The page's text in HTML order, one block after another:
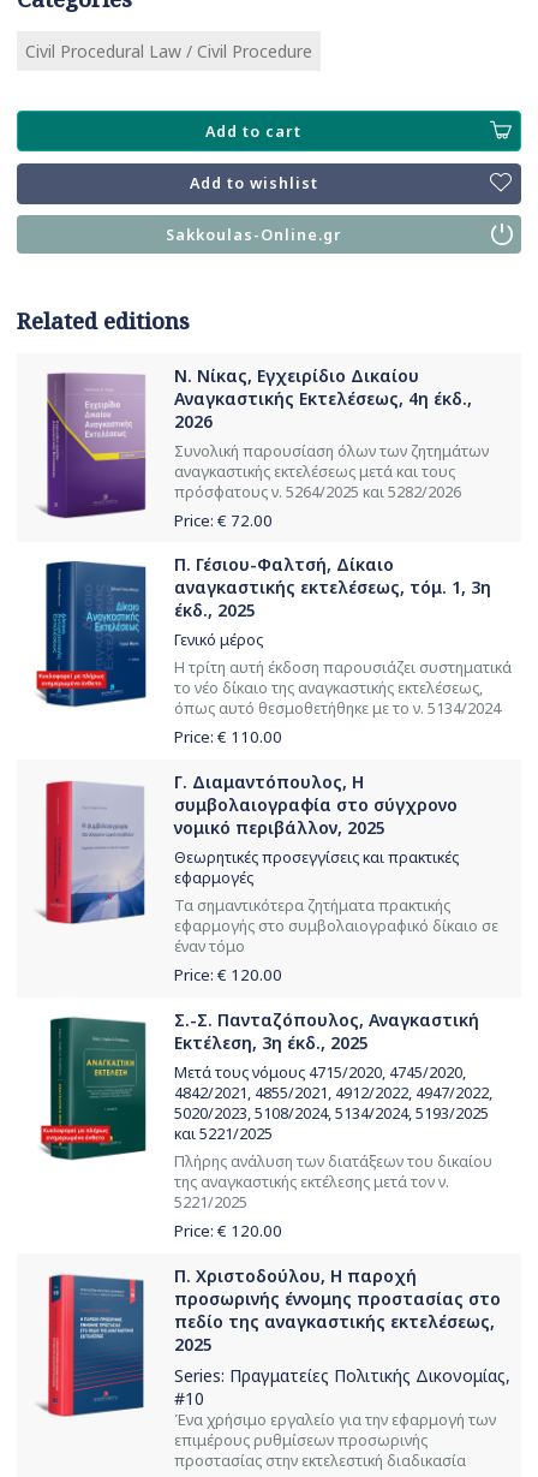
Civil Procedural Law / Civil Procedure
Add to cart
Add to wishlist
Sakkoulas-Online.gr
Related editions
Ν. Νίκας, Εγχειρίδιο Δικαίου
Αναγκαστικής Εκτελέσεως, 4η έκδ.,
2026
Συνολική παρουσίαση όλων των ζητημάτων
αναγκαστικής εκτελέσεως μετά και τους
πρόσφατους ν. 5264/2025 και 5282/2026
Price: € 72.00
Π. Γέσιου-Φαλτσή, Δίκαιο
αναγκαστικής εκτελέσεως, τόμ. 1, 3η
έκδ., 2025
Γενικό μέρος
Η τρίτη αυτή έκδοση παρουσιάζει συστηματικά
το νέο δίκαιο της αναγκαστικής εκτελέσεως,
όπως αυτό θεσμοθετήθηκε με το ν. 5134/2024
Price: € 110.00
Γ. Διαμαντόπουλος, Η
συμβολαιογραφία στο σύγχρονο
νομικό περιβάλλον, 2025
Θεωρητικές προσεγγίσεις και πρακτικές
εφαρμογές
Τα σημαντικότερα ζητήματα πρακτικής
εφαρμογής στο συμβολαιογραφικό δίκαιο σε
έναν τόμο
Price: € 120.00
Σ.-Σ. Πανταζόπουλος, Αναγκαστική
Εκτέλεση, 3η έκδ., 2025
Μετά τους νόμους 4715/2020, 4745/2020,
4842/2021, 4855/2021, 4912/2022, 4947/2022,
5020/2023, 5108/2024, 5134/2024, 5193/2025
και 5221/2025
Πλήρης ανάλυση των διατάξεων του δικαίου
της αναγκαστικής εκτέλεσης μετά τον ν.
5221/2025
Price: € 120.00
Π. Χριστοδούλου, Η παροχή
προσωρινής έννομης προστασίας στο
πεδίο της αναγκαστικής εκτελέσεως,
2025
Series: Πραγματείες Πολιτικής Δικονομίας,
#10
Ένα χρήσιμο εργαλείο για την εφαρμογή των
επιμέρους ρυθμίσεων προσωρινής
προστασίας στην εκτελεστική διαδικασία